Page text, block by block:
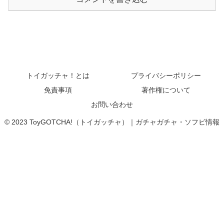
トイガッチャ！とは
プライバシーポリシー
免責事項
著作権について
お問い合わせ
© 2023 ToyGOTCHA!（トイガッチャ）｜ガチャガチャ・ソフビ情報